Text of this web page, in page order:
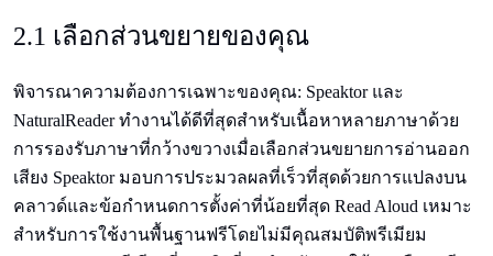
2.1 เลือกส่วนขยายของคุณ
พิจารณาความต้องการเฉพาะของคุณ: Speaktor และ
NaturalReader ทำงานได้ดีที่สุดสำหรับเนื้อหาหลายภาษาด้วย
การรองรับภาษาที่กว้างขวางเมื่อเลือกส่วนขยายการอ่านออก
เสียง Speaktor มอบการประมวลผลที่เร็วที่สุดด้วยการแปลงบน
คลาวด์และข้อกำหนดการตั้งค่าที่น้อยที่สุด Read Aloud เหมาะ
สำหรับการใช้งานพื้นฐานฟรีโดยไม่มีคุณสมบัติพรีเมียม